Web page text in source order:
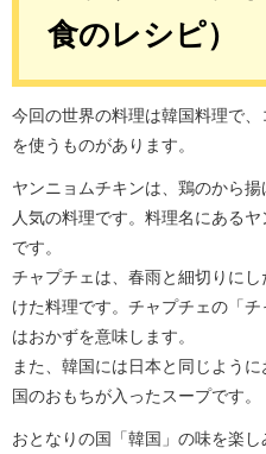
食のレシピ）
今回の世界の料理は韓国料理で
を使うものがあります。
ヤンニョムチキンは、鶏のから
人気の料理です。料理名にある
です。
チャプチェは、春雨と細切りに
けた料理です。チャプチェの「チ
はおかずを意味します。
また、韓国には日本と同じよう
国のおもちが入ったスープです。
おとなりの国「韓国」の味を楽し